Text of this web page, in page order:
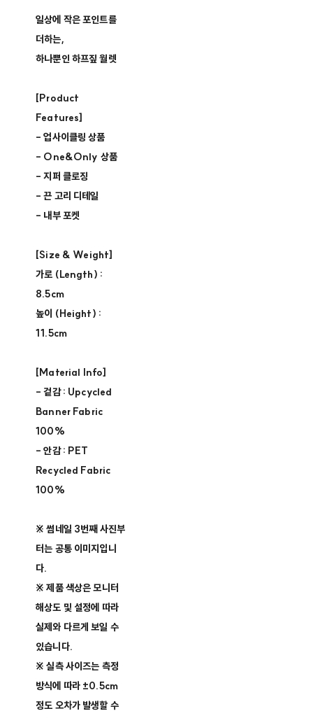
일상에 작은 포인트를
더하는,
하나뿐인 하프짚 월렛
[Product
Features]
- 업사이클링 상품 ​
- One&Only 상품 ​
- 지퍼 클로징​
- 끈 고리 디테일
- 내부 포켓
[Size & Weight]
가로 (Length) :
8.5cm
높이 (Height) :
11.5cm
[Material Info]
- 겉감 : Upcycled
Banner Fabric
100%
- 안감 : PET
Recycled Fabric
100%
※ 썸네일 3번째 사진부
터는 공통 이미지입니
다.
※ 제품 색상은 모니터
해상도 및 설정에 따라
실제와 다르게 보일 수
있습니다.
※ 실측 사이즈는 측정
방식에 따라 ±0.5cm
정도 오차가 발생할 수